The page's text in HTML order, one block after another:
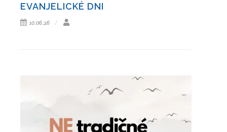
EVANJELICKÉ DNI
10.06.26